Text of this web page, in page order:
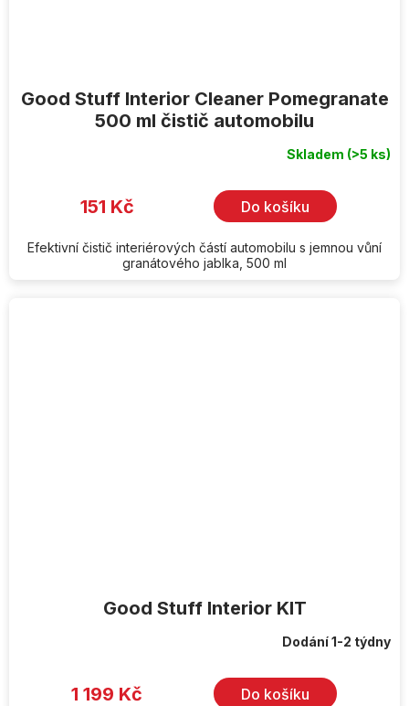
Good Stuff Interior Cleaner Pomegranate
500 ml čistič automobilu
Skladem (>5 ks)
151 Kč Do košíku
Efektivní čistič interiérových částí automobilu s jemnou vůní
granátového jablka, 500 ml
Good Stuff Interior KIT
Dodání 1-2 týdny
1 199 Kč Do košíku